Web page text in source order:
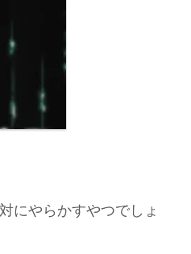
にやらかすやつでしょ